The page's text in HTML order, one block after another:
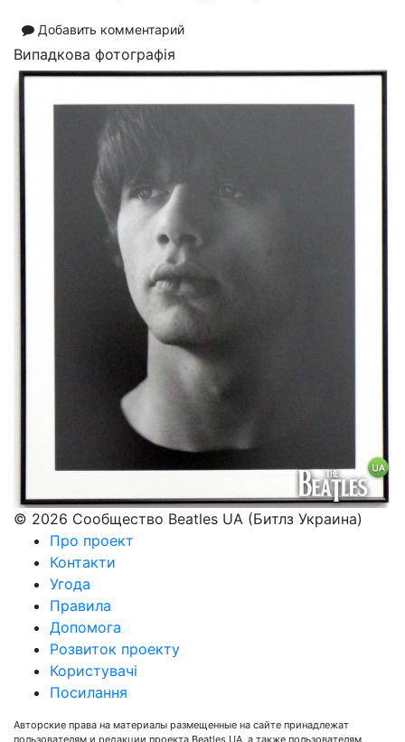
Добавить комментарий
Випадкова фотографія
© 2026 Сообщество Beatles UA (Битлз Украина)
Про проект
Контакти
Угода
Правила
Допомога
Розвиток проекту
Користувачі
Посилання
Авторские права на материалы размещенные на сайте принадлежат
пользователям и редакции проекта Beatles UA, а также пользователям,